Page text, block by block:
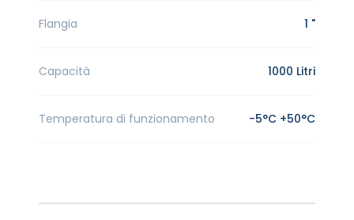
Flangia 1 "
Capacità 1000 Litri
Temperatura di funzionamento -5°C +50°C